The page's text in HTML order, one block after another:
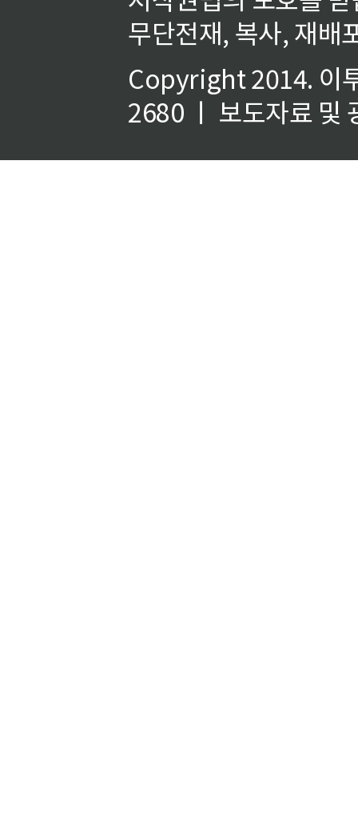
무단전재, 복사, 재배
Copyright 2014. 이
2680 ㅣ 보도자료